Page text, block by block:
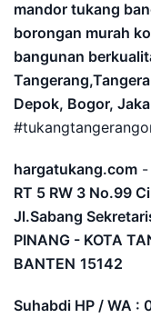
mandor tukang
borongan murah
bangunan
Depok, Bogor,
hargatukang.com -
RT 5 RW 3 No.99
Jl.Sabang
PINANG - KOTA
BANTEN 15142
Suhabdi HP / WA :